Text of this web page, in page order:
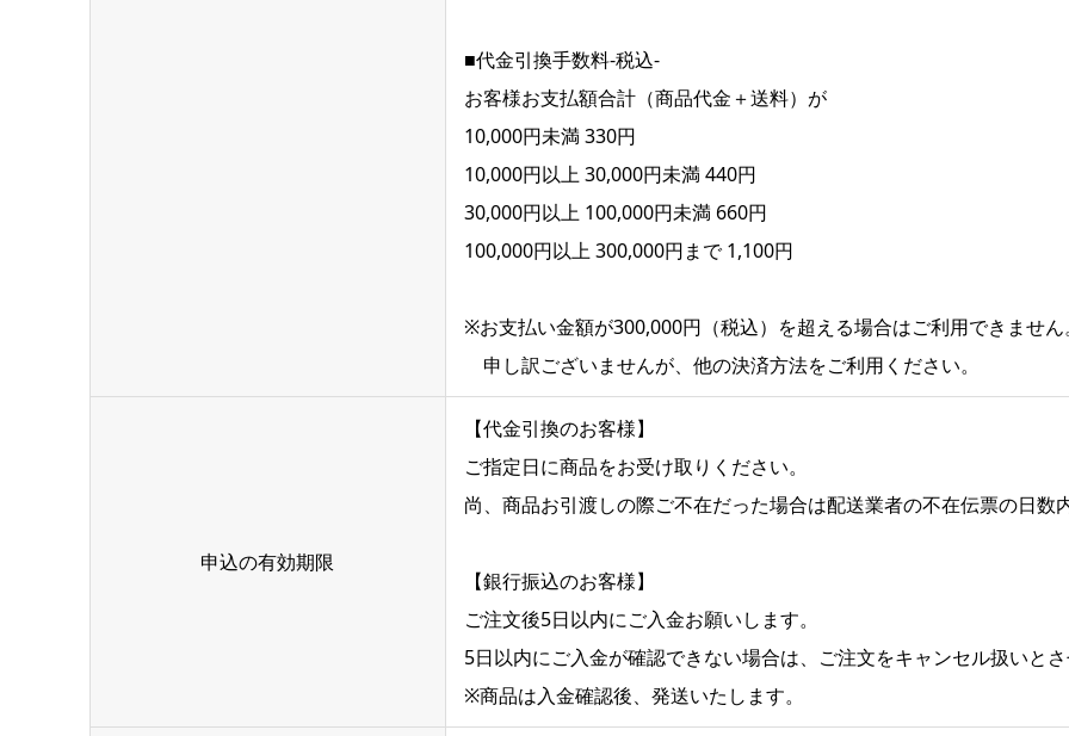
■代金引換手数料-税込-
お客様お支払額合計（商品代金＋送料）が
10,000円未満 330円
10,000円以上 30,000円未満 440円
30,000円以上 100,000円未満 660円
100,000円以上 300,000円まで 1,100円
※お支払い金額が300,000円（税込）を超える場合はご利用できません。
申し訳ございませんが、他の決済方法をご利用ください。
申込の有効期限
【代金引換のお客様】
ご指定日に商品をお受け取りください。
尚、商品お引渡しの際ご不在だった場合は配送業者の不在伝票の日数
【銀行振込のお客様】
ご注文後5日以内にご入金お願いします。
5日以内にご入金が確認できない場合は、ご注文をキャンセル扱いと
※商品は入金確認後、発送いたします。